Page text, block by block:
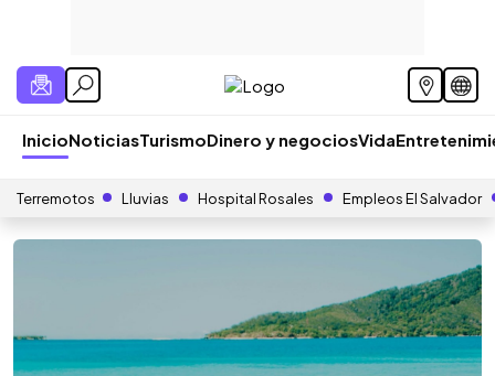
InicioNoticiasTurismoDinero y negociosVida
Terremotos Lluvias Hospital Rosales Empleos El Salvador